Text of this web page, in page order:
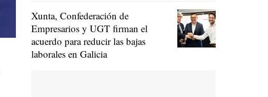
Xunta, Confederación de
Empresarios y UGT firman el
acuerdo para reducir las bajas
laborales en Galicia